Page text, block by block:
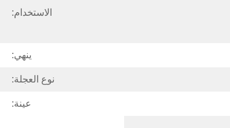
الاستخدام:
ينهي:
نوع العجلة:
عينة: